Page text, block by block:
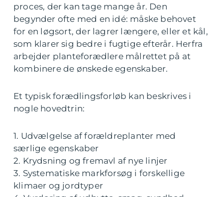
proces, der kan tage mange år. Den
begynder ofte med en idé: måske behovet
for en løgsort, der lagrer længere, eller et kål,
som klarer sig bedre i fugtige efterår. Herfra
arbejder planteforædlere målrettet på at
kombinere de ønskede egenskaber.
Et typisk forædlingsforløb kan beskrives i
nogle hovedtrin:
1. Udvælgelse af forældreplanter med
særlige egenskaber
2. Krydsning og fremavl af nye linjer
3. Systematiske markforsøg i forskellige
klimaer og jordtyper